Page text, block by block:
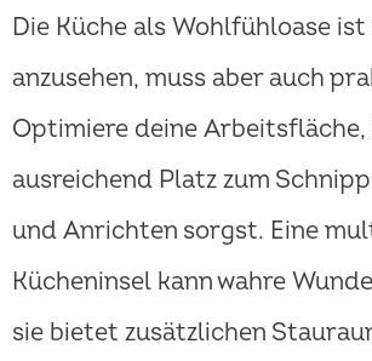
Die Küche als Wohlfühloase ist
anzusehen, muss aber auch
Optimiere deine
ausreichend Platz zum
und Anrichten sorgst. Eine
Kücheninsel kann wahre
sie bietet zusätzlichen